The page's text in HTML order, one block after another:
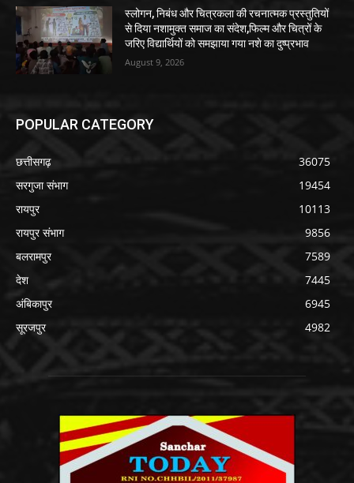
स्लोगन, निबंध और चित्रकला की रचनात्मक प्रस्तुतियों
से दिया नशामुक्त समाज का संदेश,फिल्म और चित्रों के
जरिए विद्यार्थियों को समझाया गया नशे का दुष्प्रभाव
August 9, 2026
POPULAR CATEGORY
छत्तीसगढ़
36075
सरगुजा संभाग
19454
रायपुर
10113
रायपुर संभाग
9856
बलरामपुर
7589
देश
7445
अंबिकापुर
6945
सूरजपुर
4982